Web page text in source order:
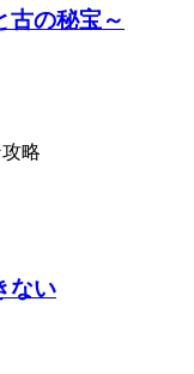
古の秘宝～
略
ない